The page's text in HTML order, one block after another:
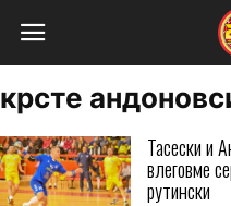
крсте
Тасески и
влеговме
рутински